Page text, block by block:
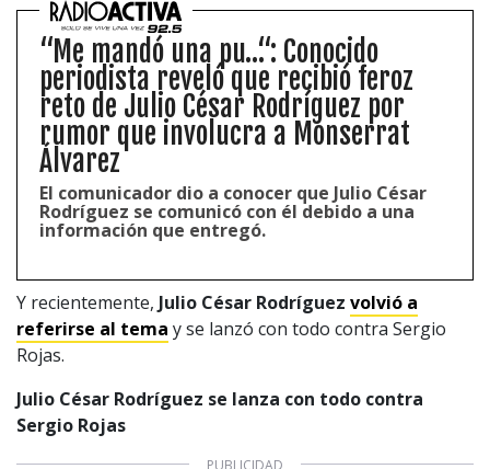
“Me mandó una pu…“: Conocido
periodista reveló que recibió feroz
reto de Julio César Rodríguez por
rumor que involucra a Monserrat
Álvarez
El comunicador dio a conocer que Julio César
Rodríguez se comunicó con él debido a una
información que entregó.
Y recientemente, Julio César Rodríguez volvió a
referirse al tema y se lanzó con todo contra Sergio
Rojas.
Julio César Rodríguez se lanza con todo contra
Sergio Rojas